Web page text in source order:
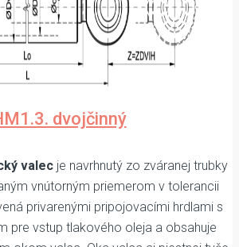
dvojčinný
valec je navrhnutý zo zváranej trubky
vnútorným priemerom v tolerancii
privarenými pripojovacími hrdlami s
pre vstup tlakového oleja a obsahuje